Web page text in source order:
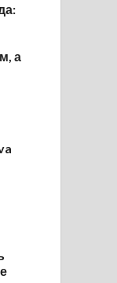
а